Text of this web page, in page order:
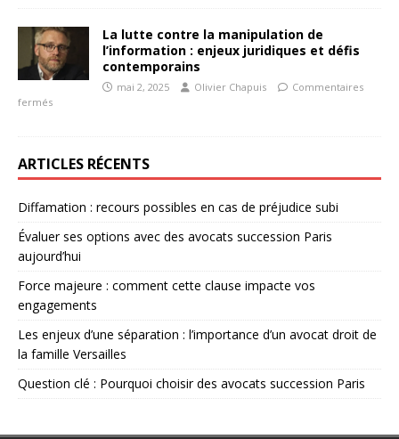
La lutte contre la manipulation de
l’information : enjeux juridiques et défis
contemporains
mai 2, 2025 Olivier Chapuis
Commentaires
fermés
ARTICLES RÉCENTS
Diffamation : recours possibles en cas de préjudice subi
Évaluer ses options avec des avocats succession Paris
aujourd’hui
Force majeure : comment cette clause impacte vos
engagements
Les enjeux d’une séparation : l’importance d’un avocat droit de
la famille Versailles
Question clé : Pourquoi choisir des avocats succession Paris